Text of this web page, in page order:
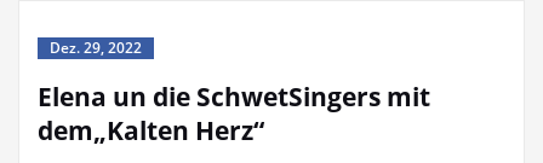
Dez. 29, 2022
Elena un die SchwetSingers mit
dem„Kalten Herz“